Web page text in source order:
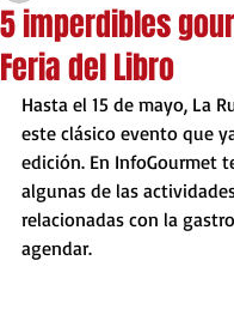
5 imperdibles
Feria del Libro
Hasta el 15 de mayo, La
este clásico evento que
edición. En InfoGourmet
algunas de las
relacionadas con la
agendar.